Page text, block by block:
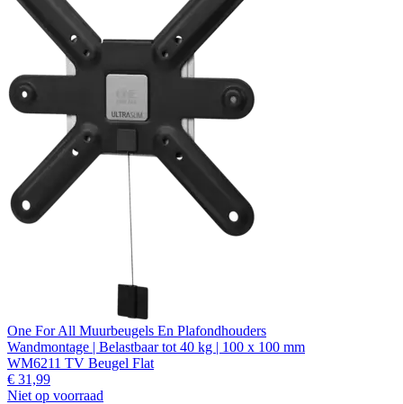
One For All Muurbeugels En Plafondhouders
Wandmontage | Belastbaar tot 40 kg | 100 x 100 mm
WM6211 TV Beugel Flat
€ 31,99
Niet op voorraad